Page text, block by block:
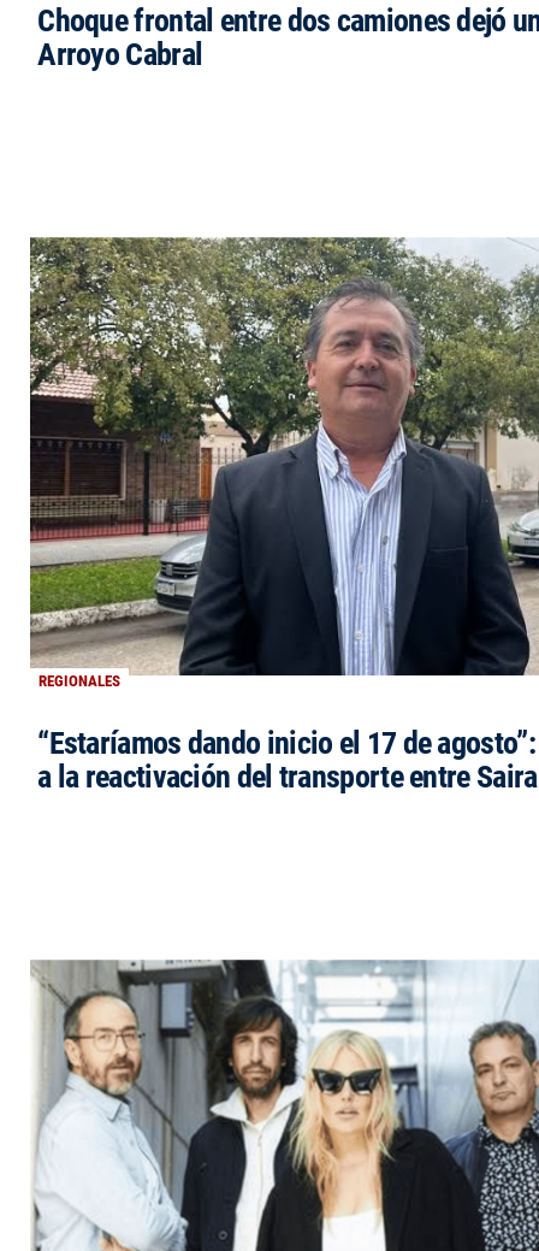
Choque frontal entre dos camiones dejó
Arroyo Cabral
REGIONALES
“Estaríamos dando inicio el 17 de
a la reactivación del transporte entre